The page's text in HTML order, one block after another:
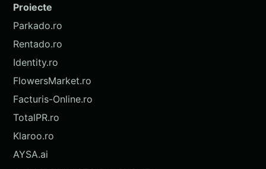
Proiecte
Parkado.ro
Rentado.ro
Identity.ro
FlowersMarket.ro
Facturis-Online.ro
TotalPR.ro
Klaroo.ro
AYSA.ai